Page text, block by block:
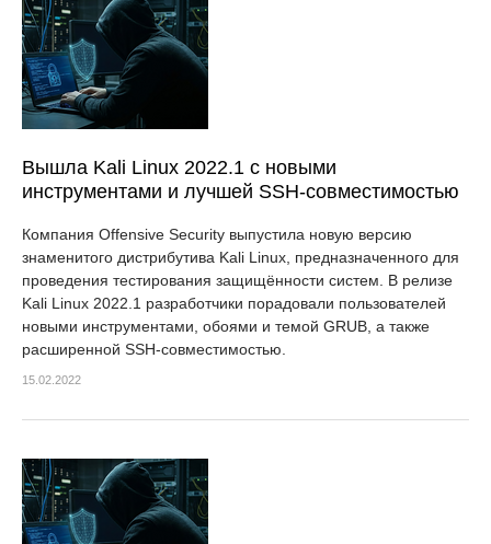
Вышла Kali Linux 2022.1 с новыми
инструментами и лучшей SSH-совместимостью
Компания Offensive Security выпустила новую версию
знаменитого дистрибутива Kali Linux, предназначенного для
проведения тестирования защищённости систем. В релизе
Kali Linux 2022.1 разработчики порадовали пользователей
новыми инструментами, обоями и темой GRUB, а также
расширенной SSH-совместимостью.
15.02.2022